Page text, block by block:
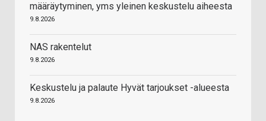
määräytyminen, yms yleinen keskustelu aiheesta
9.8.2026
NAS rakentelut
9.8.2026
Keskustelu ja palaute Hyvät tarjoukset -alueesta
9.8.2026